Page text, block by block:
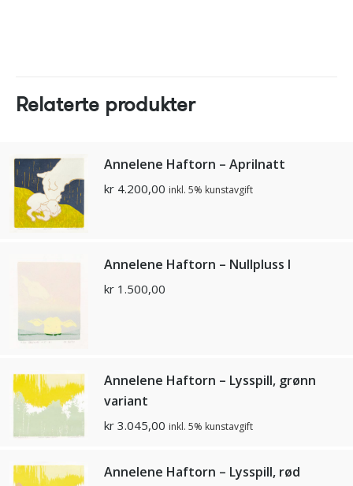
Relaterte produkter
Annelene Haftorn – Aprilnatt
kr 4.200,00 inkl. 5% kunstavgift
Annelene Haftorn – Nullpluss I
kr 1.500,00
Annelene Haftorn – Lysspill, grønn
variant
kr 3.045,00 inkl. 5% kunstavgift
Annelene Haftorn – Lysspill, rød